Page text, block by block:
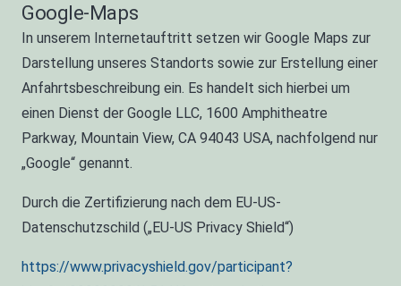
Google-Maps
In unserem Internetauftritt setzen wir Google Maps zur
Darstellung unseres Standorts sowie zur Erstellung einer
Anfahrtsbeschreibung ein. Es handelt sich hierbei um
einen Dienst der Google LLC, 1600 Amphitheatre
Parkway, Mountain View, CA 94043 USA, nachfolgend nur
„Google“ genannt.
Durch die Zertifizierung nach dem EU-US-
Datenschutzschild („EU-US Privacy Shield“)
https://www.privacyshield.gov/participant?